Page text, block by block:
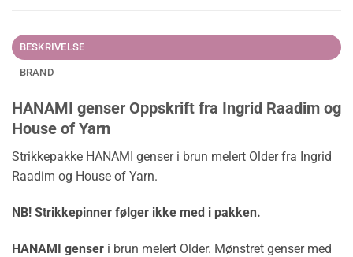
BESKRIVELSE
BRAND
HANAMI genser Oppskrift fra Ingrid Raadim og
House of Yarn
Strikkepakke HANAMI genser i brun melert Older fra Ingrid
Raadim og House of Yarn.
NB! Strikkepinner følger ikke med i pakken.
HANAMI genser i brun melert Older. Mønstret genser med